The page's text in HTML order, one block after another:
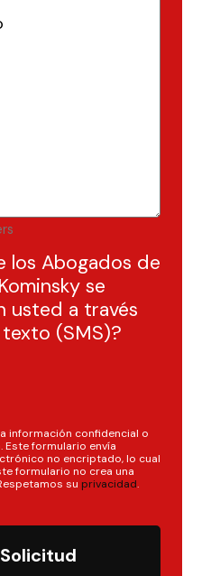
los Abogados de
se
usted a través
(SMS)?
información confidencial o
Este formulario envía
no encriptado, lo cual
formulario no crea una
su privacidad.